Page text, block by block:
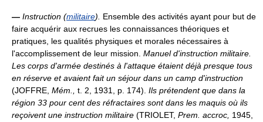
— Instruction (militaire). Ensemble des activités ayant pour but de
faire acquérir aux recrues les connaissances théoriques et
pratiques, les qualités physiques et morales nécessaires à
l'accomplissement de leur mission. Manuel d'instruction militaire.
Les corps d'armée destinés à l'attaque étaient déjà presque tous
en réserve et avaient fait un séjour dans un camp d'instruction
(JOFFRE, Mém., t. 2, 1931, p. 174). Ils prétendent que dans la
région 33 pour cent des réfractaires sont dans les maquis où ils
reçoivent une instruction militaire (TRIOLET, Prem. accroc, 1945,